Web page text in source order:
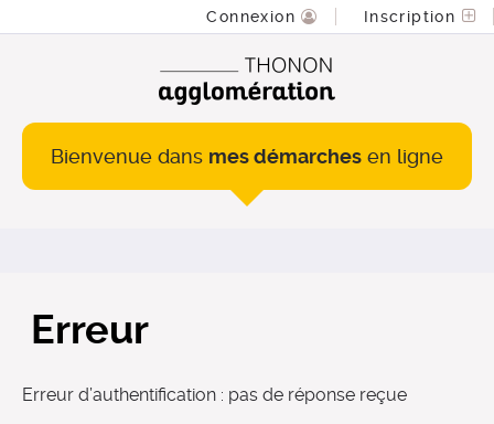
Connexion Inscription
Bienvenue dans mes démarches en ligne
Erreur
Erreur d’authentification : pas de réponse reçue